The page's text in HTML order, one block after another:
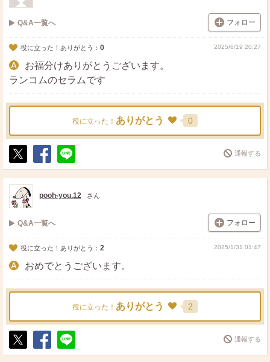
Q&A一覧へ フォロー
役に立った！ありがとう： 0 2025/6/19 20:27
お福分けありがとうございます。
ランコムのセラムです
役に立った！ ありがとう 0
ポ
ス
ト
シ
ェ
送
る
通報する
pooh-you.12 さん
Q&A一覧へ フォロー
役に立った！ありがとう： 2 2025/1/31 01:47
おめでとうございます。
役に立った！ ありがとう 2
ポ
シ
送
通報する